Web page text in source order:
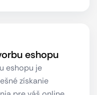
eshopu
eshopu je
získanie